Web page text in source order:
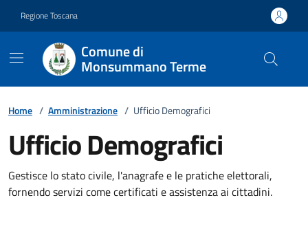
Regione Toscana
Comune di
Monsummano Terme
Home / Amministrazione / Ufficio Demografici
Ufficio Demografici
Gestisce lo stato civile, l'anagrafe e le pratiche elettorali,
fornendo servizi come certificati e assistenza ai cittadini.